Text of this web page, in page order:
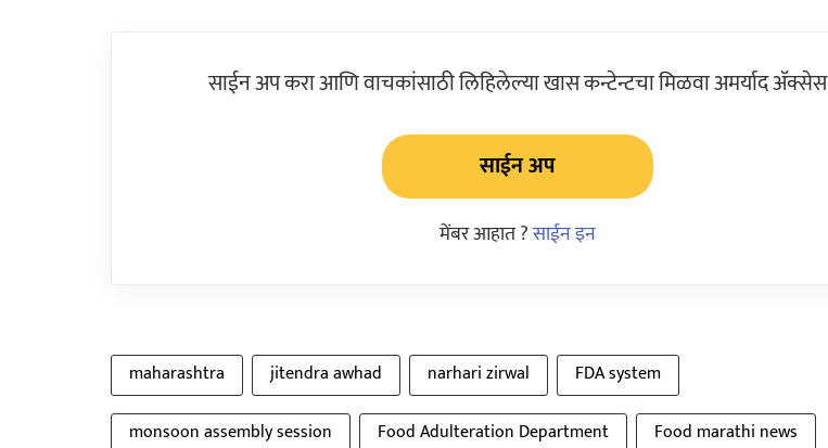
साईन अप करा आणि वाचकांसाठी लिहिलेल्या खास कन्टेन्टचा मिळवा अमर्याद ॲक्सेस
साईन अप
मेंबर आहात ?साईन इन
maharashtra jitendra awhad narhari zirwal
FDA system
monsoon assembly session
Food Adulteration Department
Food marathi news